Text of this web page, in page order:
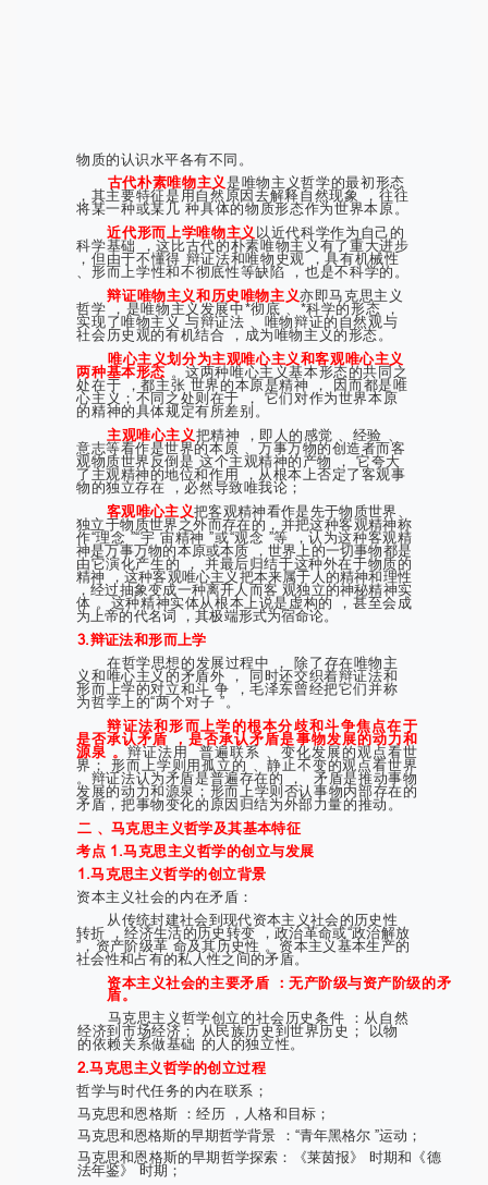
物质的认识水平各有不同。
古代朴素唯物主义是唯物主义哲学的最初形态
，其主要特征是用自然原因去解释自然现象 ，往往
将某一种或某几 种具体的物质形态作为世界本原。
近代形而上学唯物主义以近代科学作为自己的
科学基础 ，这比古代的朴素唯物主义有了重大进步
，但由于不懂得 辩证法和唯物史观 ，具有机械性
、形而上学性和不彻底性等缺陷 ，也是不科学的。
辩证唯物主义和历史唯物主义亦即马克思主义
哲学 ，是唯物主义发展中*彻底 、*科学的形态 ，
实现了唯物主义 与辩证法 、唯物辩证的自然观与
社会历史观的有机结合 ，成为唯物主义的形态。
唯心主义划分为主观唯心主义和客观唯心主义
两种基本形态 。这两种唯心主义基本形态的共同之
处在于 ，都主张 世界的本原是精神 ， 因而都是唯
心主义；不同之处则在于 ， 它们对作为世界本原
的精神的具体规定有所差别。
主观唯心主义把精神 ，即人的感觉 、经验 、
意志等看作是世界的本原 、万事万物的创造者而客
观物质世界反倒是 这个主观精神的产物 ， 它夸大
了主观精神的地位和作用 ，从根本上否定了客观事
物的独立存在 ，必然导致唯我论；
客观唯心主义把客观精神看作是先于物质世界、
独立于物质世界之外而存在的，并把这种客观精神称
作“理念 ”“宇 宙精神 ”或“观念 ”等 ，认为这种客观精
神是万事万物的本原或本质 ，世界上的一切事物都是
由它演化产生的 ， 并最后归结于这种外在于物质的
精神 ，这种客观唯心主义把本来属于人的精神和理性
，经过抽象变成一种离开人而客 观独立的神秘精神实
体 。这种精神实体从根本上说是虚构的 ，甚至会成
为上帝的代名词 ，其极端形式为宿命论。
3.辩证法和形而上学
在哲学思想的发展过程中 ， 除了存在唯物主
义和唯心主义的矛盾外 ， 同时还交织着辩证法和
形而上学的对立和斗 争 ，毛泽东曾经把它们并称
为哲学上的“两个对子 ”。
辩证法和形而上学的根本分歧和斗争焦点在于
是否承认矛盾 ，是否承认矛盾是事物发展的动力和
源泉 。辩证法用 普遍联系 、变化发展的观点看世
界； 形而上学则用孤立的 、静止不变的观点看世界
。辩证法认为矛盾是普遍存在的 ， 矛盾是推动事物
发展的动力和源泉；形而上学则否认事物内部存在的
矛盾，把事物变化的原因归结为外部力量的推动。
二 、马克思主义哲学及其基本特征
考点 1.马克思主义哲学的创立与发展
1.马克思主义哲学的创立背景
资本主义社会的内在矛盾：
从传统封建社会到现代资本主义社会的历史性
转折 ，经济生活的历史转变 ，政治革命或“政治解放
”，资产阶级革 命及其历史性 。资本主义基本生产的
社会性和占有的私人性之间的矛盾。
资本主义社会的主要矛盾 ：无产阶级与资产阶级的矛
盾。
马克思主义哲学创立的社会历史条件 ：从自然
经济到市场经济； 从民族历史到世界历史； 以物
的依赖关系做基础 的人的独立性。
2.马克思主义哲学的创立过程
哲学与时代任务的内在联系；
马克思和恩格斯 ：经历 ，人格和目标；
马克思和恩格斯的早期哲学背景 ：“青年黑格尔 ”运动；
马克思和恩格斯的早期哲学探索：《莱茵报》 时期和《德
法年鉴》 时期；